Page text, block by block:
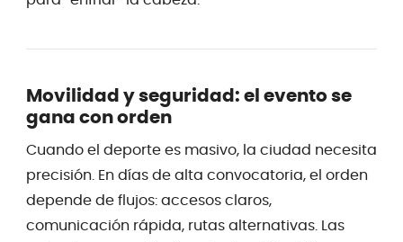
Movilidad y seguridad: el evento se
gana con orden
Cuando el deporte es masivo, la ciudad necesita
precisión. En días de alta convocatoria, el orden
depende de flujos: accesos claros,
comunicación rápida, rutas alternativas. Las